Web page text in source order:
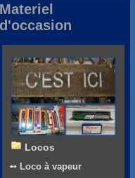
Materiel
d'occasion
Locos
➻ Loco à vapeur